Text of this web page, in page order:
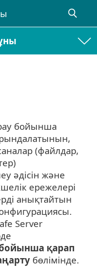
бойынша
(файлдар,
әдісін және
ережелері
анықтайтын
Server
қарап
бөлімінде.